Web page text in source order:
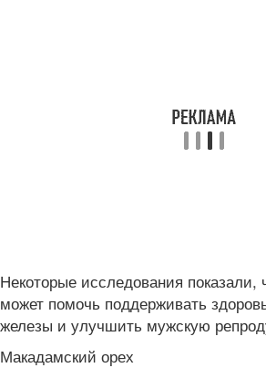
Некоторые исследования показали,
может помочь поддерживать
железы и улучшить мужскую
Макадамский орех